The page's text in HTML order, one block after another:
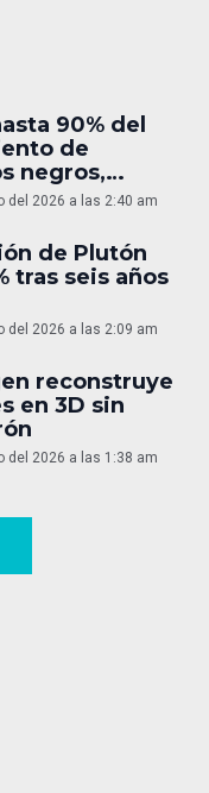
90% del
de
negros,
del 2026 a las 2:40 am
de Plutón
tras seis años
del 2026 a las 2:09 am
reconstruye
en 3D sin
del 2026 a las 1:38 am